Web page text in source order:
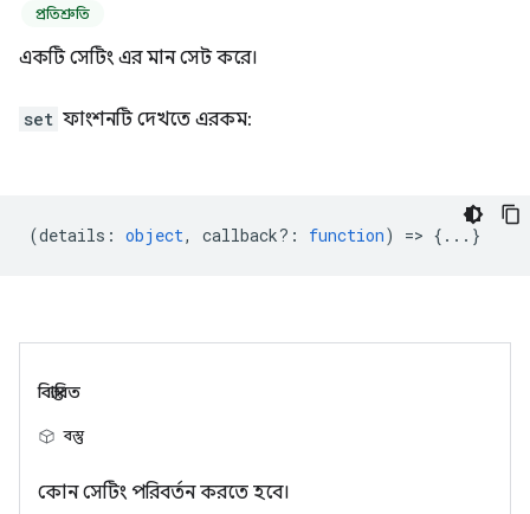
প্রতিশ্রুতি
একটি সেটিং এর মান সেট করে।
set ফাংশনটি দেখতে এরকম:
(details : object, callback? : function) => {...}
বিস্তারিত
বস্তু
কোন সেটিং পরিবর্তন করতে হবে।